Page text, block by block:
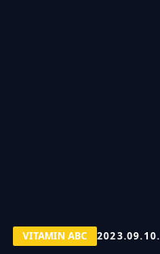
VITAMIN ABC 2023.09.10.